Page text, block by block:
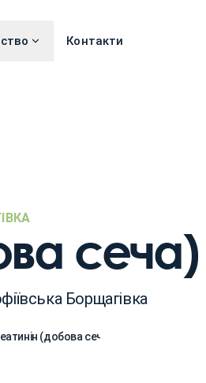
Контакти
сеча)
Борщагівка
(добова сеча)